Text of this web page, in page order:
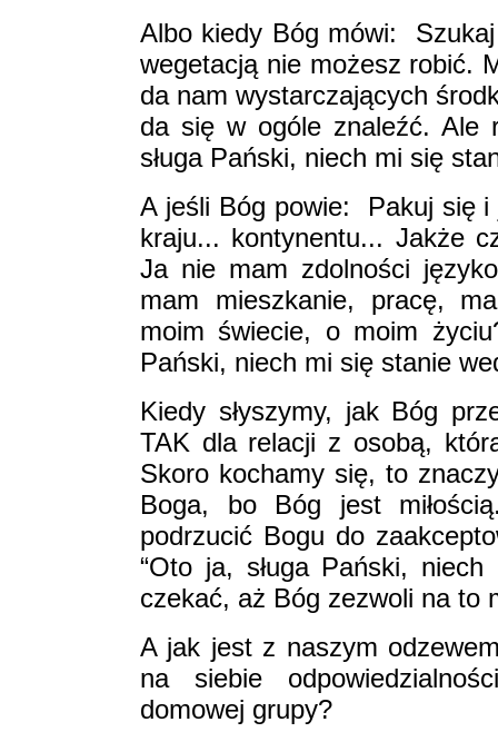
Albo kiedy Bóg mówi:
wegetacją nie możesz robić.
da nam wystarczających
da się w ogóle znaleźć. Ale
sługa Pański, niech mi się
A jeśli Bóg powie: ­ Pakuj się
kraju... kontynentu... Jakże
Ja nie mam zdolności
mam mieszkanie, pracę,
moim świecie, o moim
Pański, niech mi się stanie
Kiedy słyszymy, jak Bóg
TAK dla relacji z osobą,
Skoro kochamy się, to
Boga, bo Bóg jest
podrzucić Bogu do
“Oto ja, sługa Pański,
czekać, aż Bóg zezwoli na to
A jak jest z naszym
na siebie
domowej grupy?